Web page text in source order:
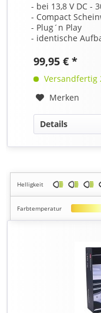
- bei 13,8 V DC -
- Compact
- Plug´n Play
- identische
99,95 € *
Versandfertig
Merken
Details
Helligkeit
Farbtemperatur